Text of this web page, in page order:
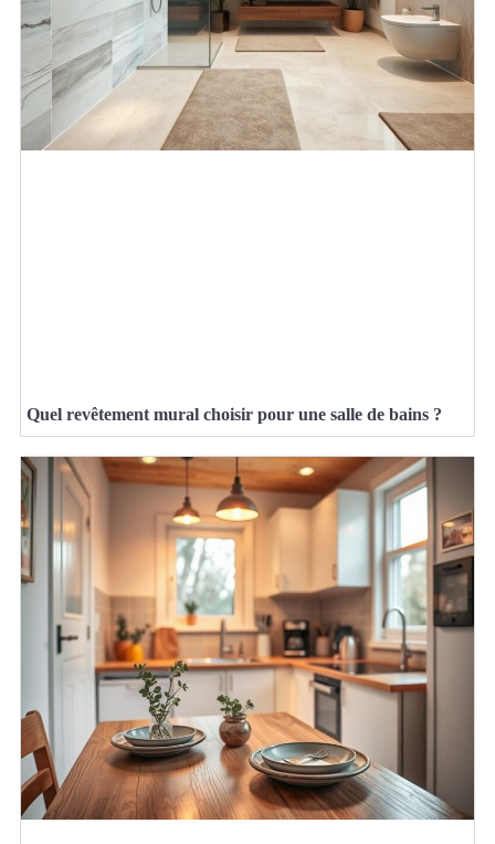
Quel revêtement mural choisir pour une salle de bains ?